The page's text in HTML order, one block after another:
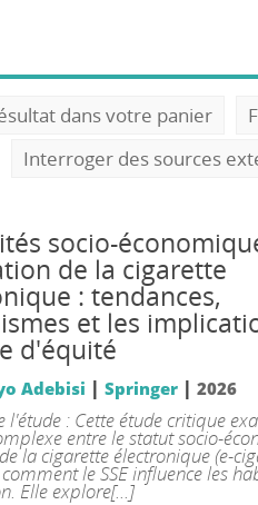
dans votre panier
Interroger des sources
socio-
de la cigarette
: tendances,
et les
d'équité
Adebisi | Springer| 2026
l'étude : Cette étude critique
entre le statut socio-
la cigarette électronique (e-
le SSE influence les
Elle explore[...]